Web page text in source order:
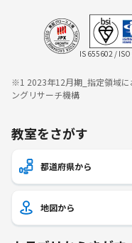
IS 655602 / ISO
※1 2023年12月期_指定領域に
ングリサーチ機構
教室をさがす
都道府県から
地図から